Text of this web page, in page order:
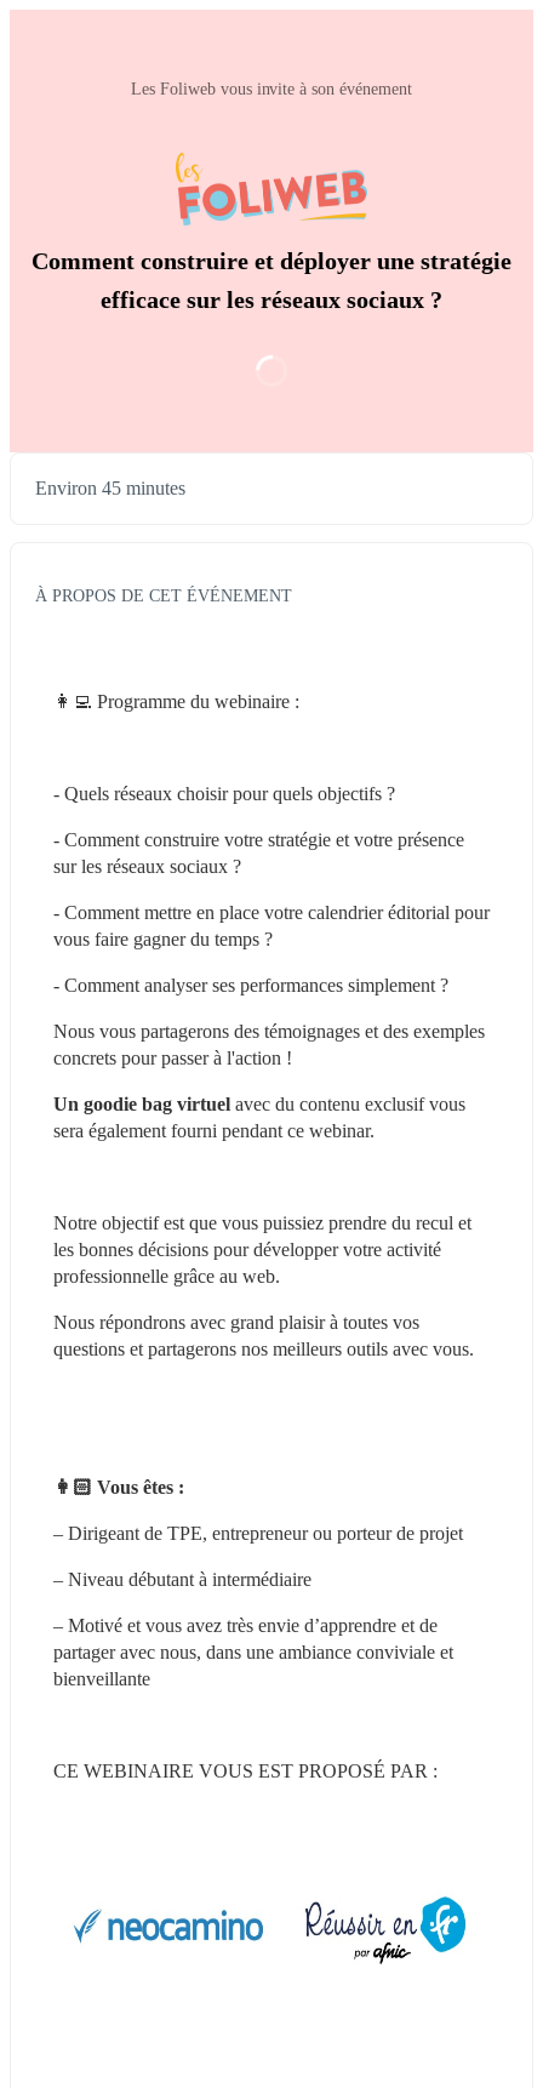
Les Foliweb vous invite à son événement
Comment construire et déployer une stratégie
efficace sur les réseaux sociaux ?
Environ 45 minutes
À PROPOS DE CET ÉVÉNEMENT
👩‍💻 Programme du webinaire :
- Quels réseaux choisir pour quels objectifs ?
- Comment construire votre stratégie et votre présence
sur les réseaux sociaux ?
- Comment mettre en place votre calendrier éditorial pour
vous faire gagner du temps ?
- Comment analyser ses performances simplement ?
Nous vous partagerons des témoignages et des exemples
concrets pour passer à l'action !
Un goodie bag virtuel avec du contenu exclusif vous
sera également fourni pendant ce webinar.
Notre objectif est que vous puissiez prendre du recul et
les bonnes décisions pour développer votre activité
professionnelle grâce au web.
Nous répondrons avec grand plaisir à toutes vos
questions et partagerons nos meilleurs outils avec vous.
👩🏻 Vous êtes :
– Dirigeant de TPE, entrepreneur ou porteur de projet
– Niveau débutant à intermédiaire
– Motivé et vous avez très envie d’apprendre et de
partager avec nous, dans une ambiance conviviale et
bienveillante
CE WEBINAIRE VOUS EST PROPOSÉ PAR :